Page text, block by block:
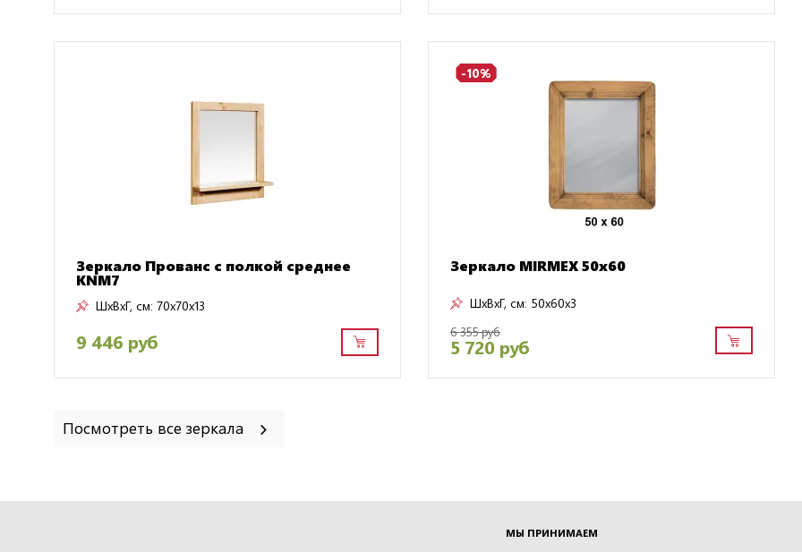
Зеркало Прованс с полкой среднее
KNM7
ШxВxГ, см: 70x70x13
9 446 руб
-10%
Зеркало MIRMEX 50х60
ШxВxГ, см: 50x60x3
6 355 руб
5 720 руб
Посмотреть все зеркала
МЫ ПРИНИМАЕМ